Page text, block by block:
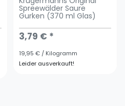
Spreewälder Saure
Gurken (370 ml Glas)
3,79 € *
19,95 € / Kilogramm
Leider ausverkauft!